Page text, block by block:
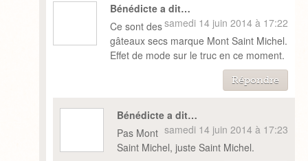
Bénédicte a dit…
samedi 14 juin 2014 à 17:22
Ce sont des
gâteaux secs marque Mont Saint Michel.
Effet de mode sur le truc en ce moment.
Répondre
Bénédicte a dit…
samedi 14 juin 2014 à 17:23
Pas Mont
Saint Michel, juste Saint Michel.